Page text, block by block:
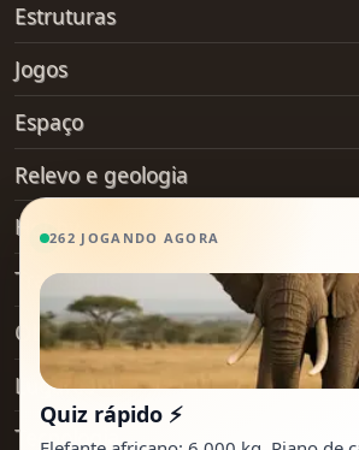
Estruturas
Jogos
Espaço
Relevo e geologia
Hobby
Transporte
Objetos do dia a dia
Lugares
Tecnologia